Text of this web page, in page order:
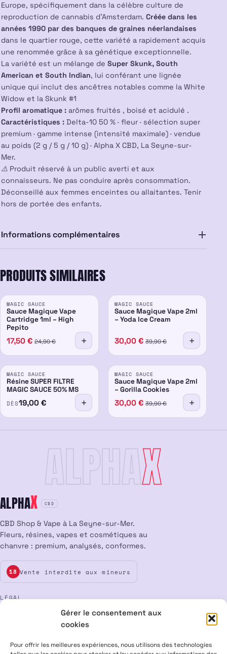
Gérer le consentement aux
cookies
Pour offrir les meilleures expériences, nous utilisons des technologies
Europe, spécifiquement dans la célèbre culture de
reproduction de cannabis d’Amsterdam. Créée dans les
années 1990 par des banques de graines néerlandaises
dans le quartier rouge, cette variété a rapidement acquis
une renommée grâce à sa génétique exceptionnelle.
La variété est un mélange de Super Skunk, South
American et South Indian, lui conférant une lignée
unique qui inclut des ancêtres notables comme la White
Widow et la Skunk #1
Profil aromatique : arômes fruités , boisé et acidulé .
Caractéristiques : Delta-10 50 % · fleur · sélection super
premium · gamme intense (intensité maximale) · vendue
au poids (2 g / 5 g / 10 g) · Alpha X CBD, La Seyne-sur-
Mer.
⚠️ Produit réservé à un public averti et aux
connaisseurs. Ne pas conduire après consommation.
Déconseillé aux femmes enceintes ou allaitantes. Tenir
hors de portée des enfants.
Informations complémentaires
PRODUITS SIMILAIRES
MAGIC SAUCE
Sauce Magique Vape
Cartridge 1ml – High
Pepito
17,50 € 24,90€
MAGIC SAUCE
Sauce Magique Vape 2ml
– Yoda Ice Cream
30,00 € 39,90€
50%
MAGIC SAUCE
Résine SUPER FILTRE
MAGIC SAUCE 50% MS
DÈS19,00€
PROMO
MAGIC SAUCE
Sauce Magique Vape 2ml
– Gorilla Cookies
30,00 € 39,90€
ALPHAX
ALPHAX CBD
CBD Shop & Vape à La Seyne-sur-Mer.
Fleurs, résines, vapes et cosmétiques au
chanvre : premium, analysés, conformes.
18 Vente interdite aux mineurs
LÉGAL
CGV Confidentialité
Cookies